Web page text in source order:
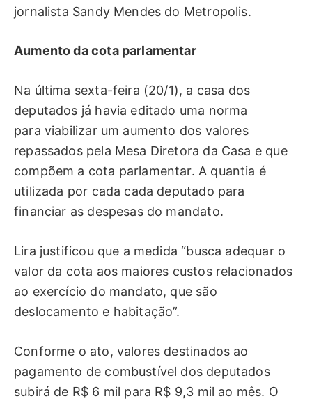
jornalista Sandy Mendes do Metropolis.
Aumento da cota parlamentar
Na última sexta-feira (20/1), a casa dos
deputados já havia editado uma norma
para viabilizar um aumento dos valores
repassados pela Mesa Diretora da Casa e que
compõem a cota parlamentar. A quantia é
utilizada por cada cada deputado para
financiar as despesas do mandato.
Lira justificou que a medida “busca adequar o
valor da cota aos maiores custos relacionados
ao exercício do mandato, que são
deslocamento e habitação”.
Conforme o ato, valores destinados ao
pagamento de combustível dos deputados
subirá de R$ 6 mil para R$ 9,3 mil ao mês. O